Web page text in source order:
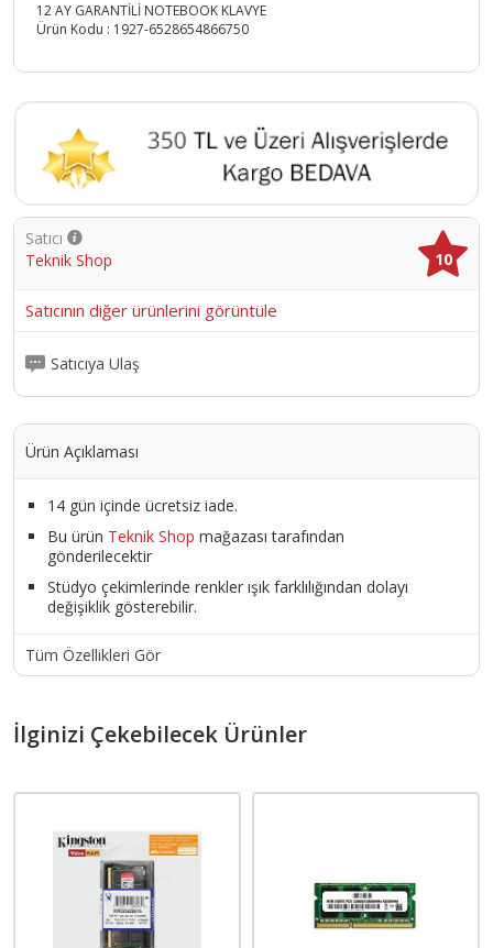
12 AY GARANTİLİ NOTEBOOK KLAVYE
Ürün Kodu : 1927-6528654866750
Satıcı
Teknik Shop
10
Satıcının diğer ürünlerini görüntüle
Satıcıya Ulaş
Ürün Açıklaması
14 gün içinde ücretsiz iade.
Bu ürün Teknik Shop mağazası tarafından
gönderilecektir
Stüdyo çekimlerinde renkler ışık farklılığından dolayı
değişiklik gösterebilir.
Tüm Özellikleri Gör
İlginizi Çekebilecek Ürünler